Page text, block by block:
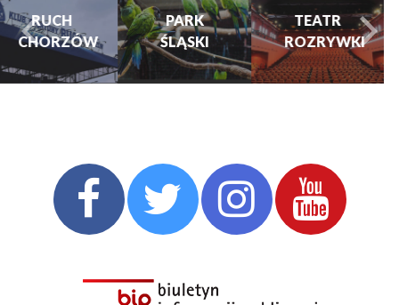
PARK
ŚLĄSKI
TEATR
ROZRYWKI
CENTRUM
KULTURY
I KINO
GRAJFKA
turysta.Previous